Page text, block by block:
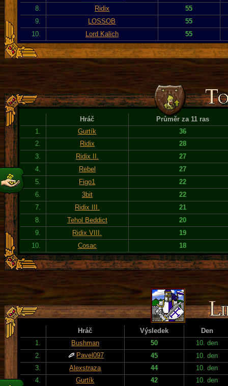
8.
Ridix
55
9.
LOSSOB
55
10.
Lord Kalich 55
Hráč
Průměr za 11 ras
1.
Gurtík
36
2.
Ridix
28
3.
Ridix II.
27
4.
Rebel
27
5.
Figo1
22
6.
3bit
22
7.
Ridix III.
21
8.
Tehol Beddict
20
9.
Ridix VIII.
19
10.
Cosac 18
Hráč Výsledek
Den
1.
Bushman 50
10. den
2.
Pavel097 45
10. den
3.
Alexstraza 44
10. den
4.
Gurtík 42
10. den